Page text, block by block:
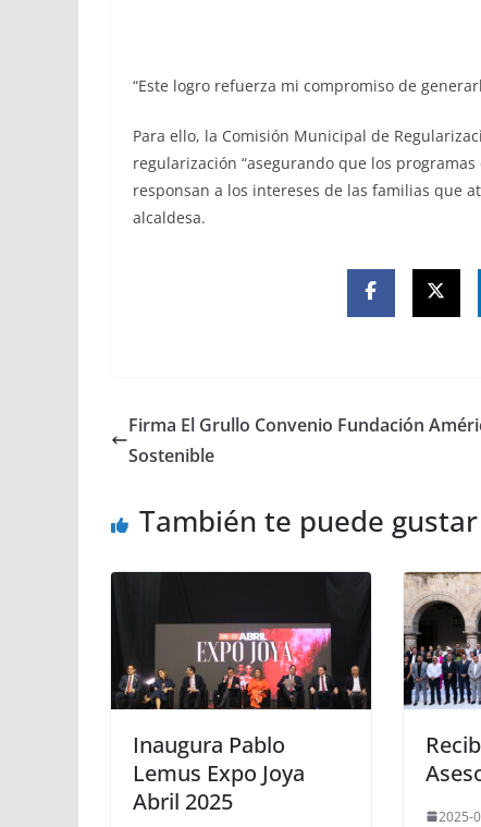
“Este logro refuerza mi compromiso de
Para ello, la Comisión Municipal de
regularización “asegurando que los
responsan a los intereses de las familias que
alcaldesa.
Firma El Grullo Convenio Fundación
Sostenible
También te puede gustar
Inaugura Pablo
Lemus Expo Joya
Abril 2025
2025-